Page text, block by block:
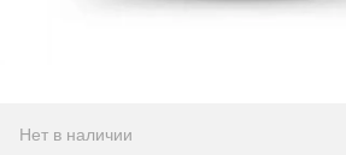
Нет в наличии